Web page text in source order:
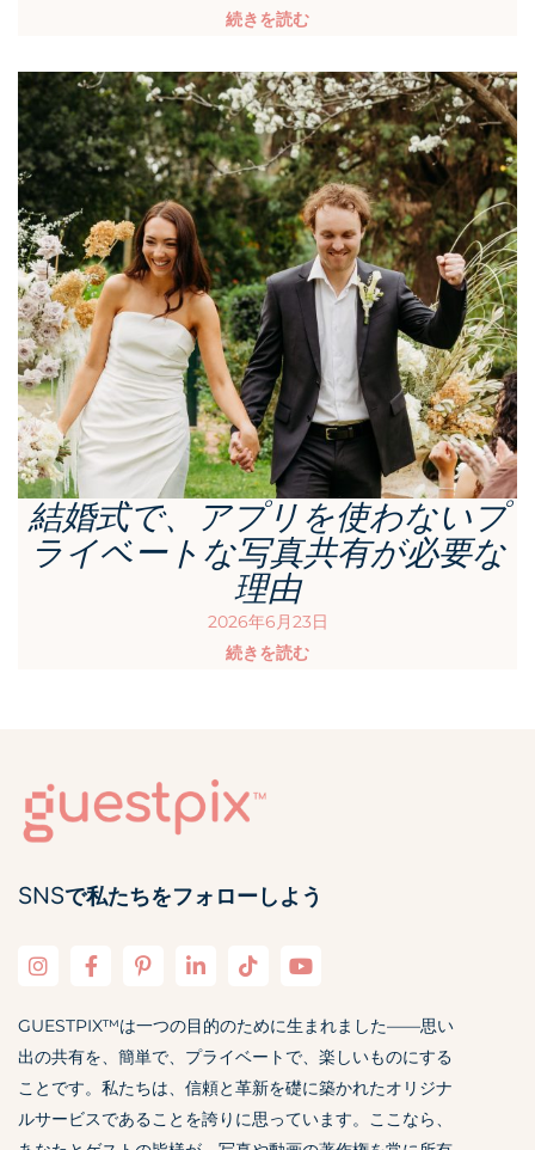
続きを読む
結婚式で、アプリを使わないプ
ライベートな写真共有が必要な
理由
2026年6月23日
続きを読む
SNSで私たちをフォローしよう
GUESTPIX™は一つの目的のために生まれました——思い
出の共有を、簡単で、プライベートで、楽しいものにする
ことです。私たちは、信頼と革新を礎に築かれたオリジナ
ルサービスであることを誇りに思っています。ここなら、